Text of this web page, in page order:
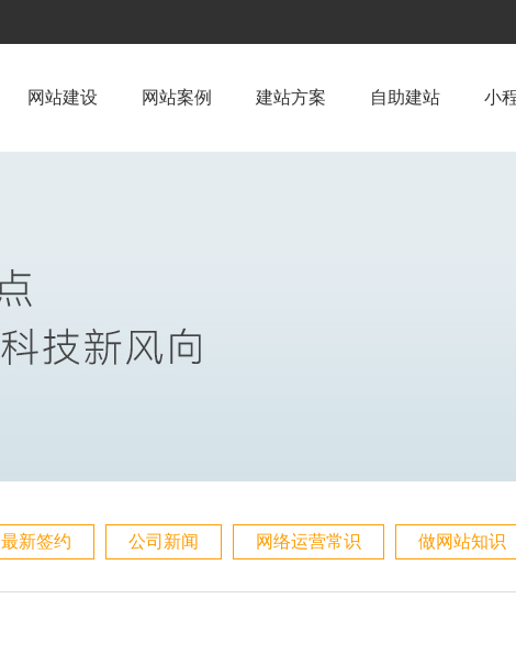
网站建设 网站案例 建站方案 自助建站 小
最新签约 公司新闻 网络运营常识 做网站知识